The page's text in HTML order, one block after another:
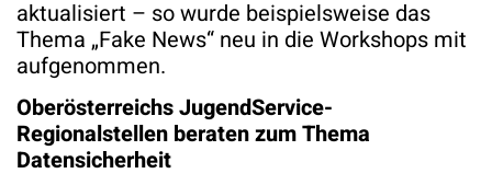
aktualisiert – so wurde beispielsweise das
Thema „Fake News“ neu in die Workshops mit
aufgenommen.
Oberösterreichs JugendService-
Regionalstellen beraten zum Thema
Datensicherheit